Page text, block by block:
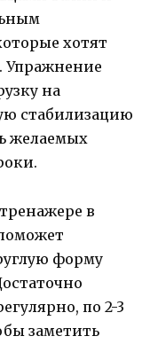
хотят
Упражнение
на
стабилизацию
желаемых
в
форму
по 2-3
заметить